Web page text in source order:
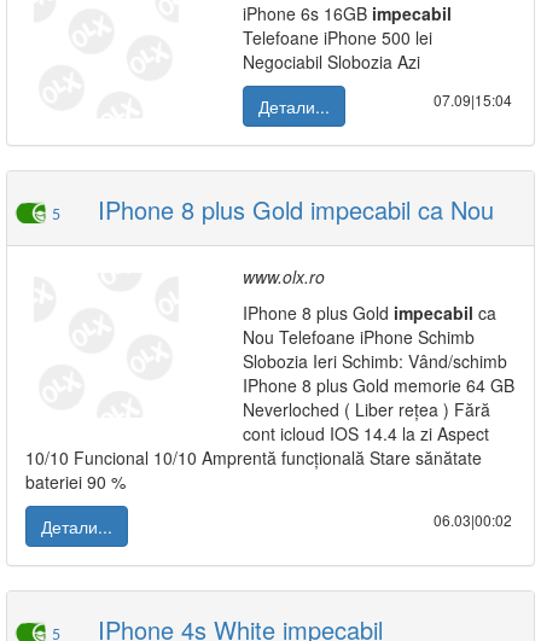
iPhone 6s 16GB impecabil
Telefoane iPhone 500 lei
Negociabil Slobozia Azi
Детали...
07.09|15:04
5 IPhone 8 plus Gold impecabil ca Nou
www.olx.ro
IPhone 8 plus Gold impecabil ca
Nou Telefoane iPhone Schimb
Slobozia Ieri Schimb: Vând/schimb
IPhone 8 plus Gold memorie 64 GB
Neverloched ( Liber rețea ) Fără
cont icloud IOS 14.4 la zi Aspect
10/10 Funcional 10/10 Amprentă funcțională Stare sănătate
bateriei 90 %
Детали...
06.03|00:02
5 IPhone 4s White impecabil